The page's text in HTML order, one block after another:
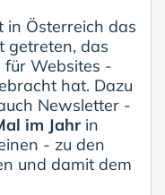
in Österreich das
getreten, das
für Websites -
hat. Dazu
Newsletter -
im Jahr in
- zu den
und damit dem